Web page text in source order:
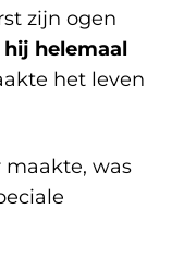
zijn ogen
helemaal
het leven
was